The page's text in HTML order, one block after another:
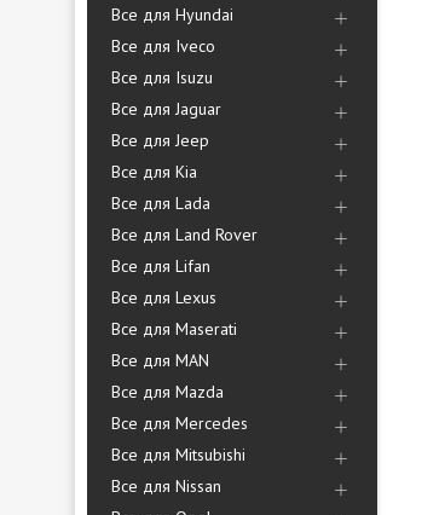
Все для Hyundai
Все для Iveco
Все для Isuzu
Все для Jaguar
Все для Jeep
Все для Kia
Все для Lada
Все для Land Rover
Все для Lifan
Все для Lexus
Все для Maserati
Все для MAN
Все для Mazda
Все для Mercedes
Все для Mitsubishi
Все для Nissan